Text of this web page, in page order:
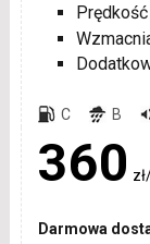
C B
360
Darmowa